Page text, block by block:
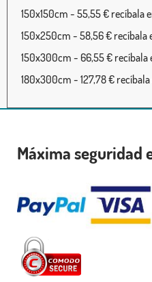
150x150cm - 55,55 € recíbala
150x250cm - 58,56 € recíbala
150x300cm - 66,55 € recíbala
180x300cm - 127,78 € recíbala
Máxima seguridad